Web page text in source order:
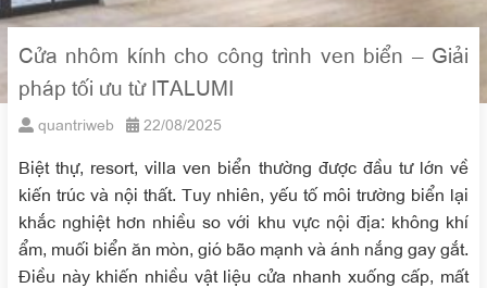
Cửa nhôm kính cho công trình ven biển – Giải
pháp tối ưu từ ITALUMI
quantriweb 22/08/2025
Biệt thự, resort, villa ven biển thường được đầu tư lớn về
kiến trúc và nội thất. Tuy nhiên, yếu tố môi trường biển lại
khắc nghiệt hơn nhiều so với khu vực nội địa: không khí
ẩm, muối biển ăn mòn, gió bão mạnh và ánh nắng gay gắt.
Điều này khiến nhiều vật liệu cửa nhanh xuống cấp, mất